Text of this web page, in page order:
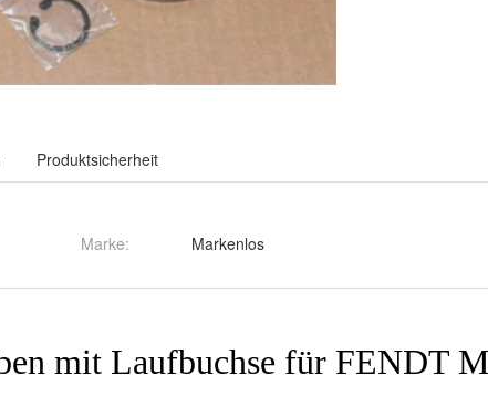
Produktsicherheit
Marke: Markenlos